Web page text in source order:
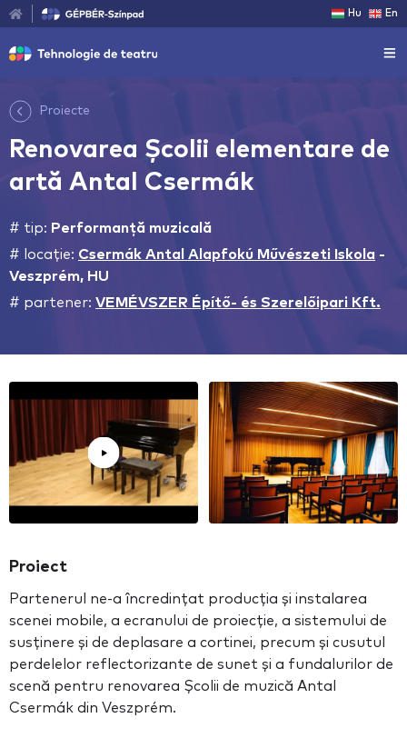
Hu En
Proiecte
Renovarea Școlii elementare de
artă Antal Csermák
# tip: Performanță muzicală
# locație: Csermák Antal Alapfokú Művészeti Iskola -
Veszprém, HU
# partener: VEMÉVSZER Építő- és Szerelőipari Kft.
Proiect
Partenerul ne-a încredințat producția și instalarea
scenei mobile, a ecranului de proiecție, a sistemului de
susținere și de deplasare a cortinei, precum și cusutul
perdelelor reflectorizante de sunet și a fundalurilor de
scenă pentru renovarea Școlii de muzică Antal
Csermák din Veszprém.